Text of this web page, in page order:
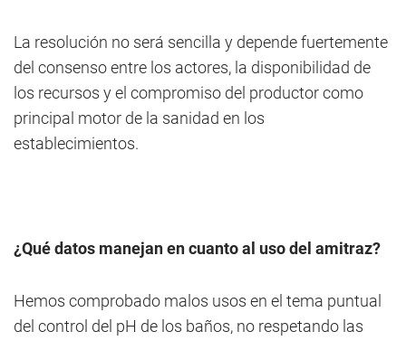
La resolución no será sencilla y depende fuertemente
del consenso entre los actores, la disponibilidad de
los recursos y el compromiso del productor como
principal motor de la sanidad en los
establecimientos.
¿Qué datos manejan en cuanto al uso del amitraz?
Hemos comprobado malos usos en el tema puntual
del control del pH de los baños, no respetando las